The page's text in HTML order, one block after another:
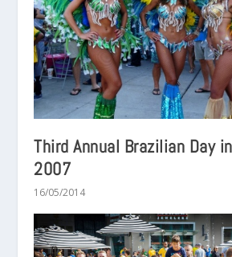
Third Annual Brazilian Day
2007
16/05/2014